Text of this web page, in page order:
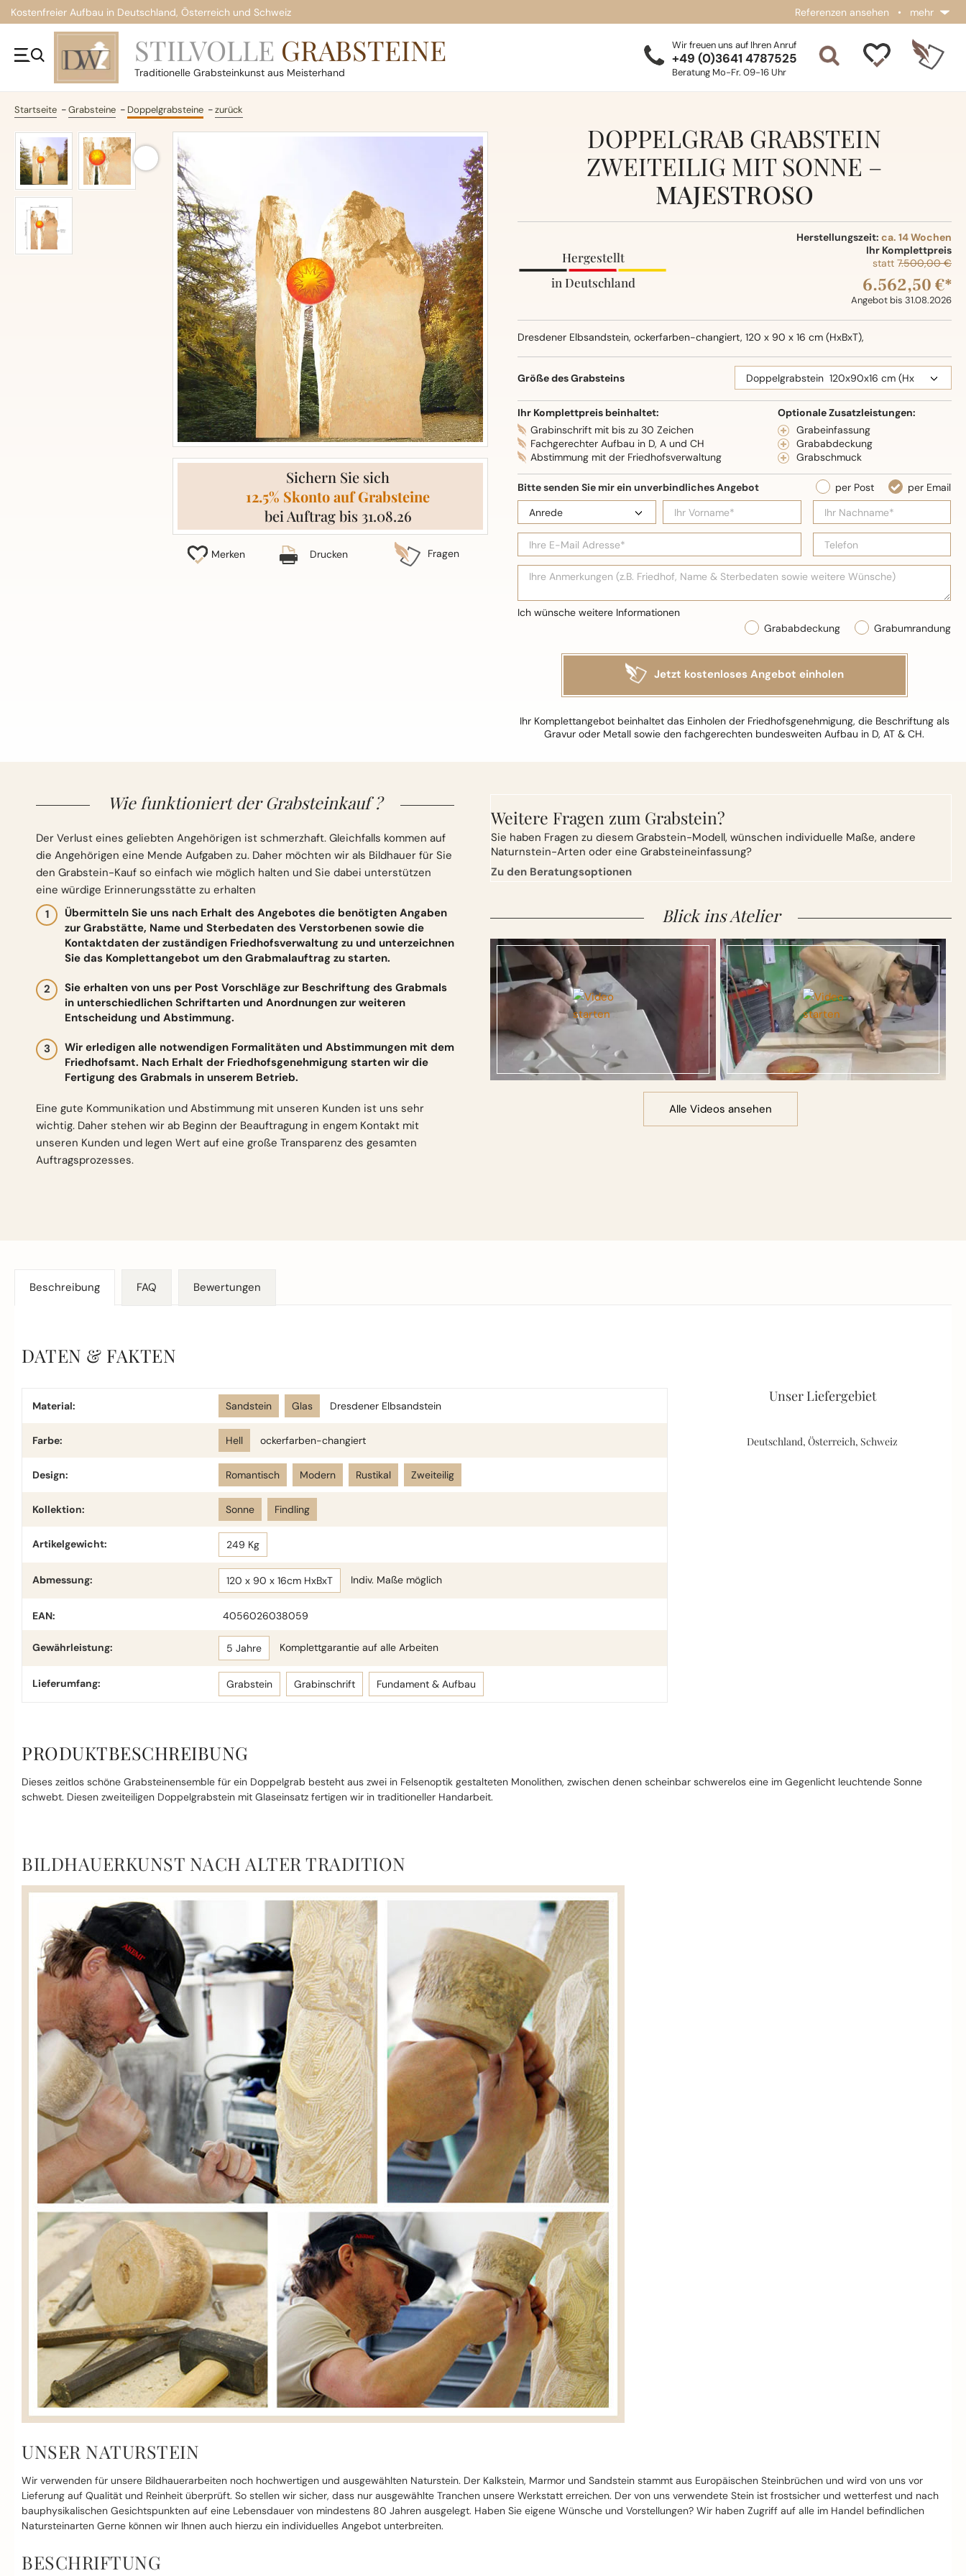
Kostenfreier Aufbau in Deutschland, Österreich und Schweiz Referenzen ansehen • mehr
STILVOLLE GRABSTEINE
Traditionelle Grabsteinkunst aus Meisterhand
Wir freuen uns auf Ihren Anruf
+49 (0)3641 4787525
Beratung Mo-Fr. 09-16 Uhr
Startseite Grabsteine Doppelgrabsteine zurück
Sichern Sie sich
12.5% Skonto auf Grabsteine
bei Auftrag bis 31.08.26
Merken Drucken Fragen
DOPPELGRAB GRABSTEIN
ZWEITEILIG MIT SONNE –
MAJESTROSO
Hergestellt
in Deutschland
Herstellungszeit: ca. 14 Wochen
Ihr Komplettpreis
statt 7.500,00 €
6.562,50 €*
Angebot bis 31.08.2026
Dresdener Elbsandstein, ockerfarben-changiert, 120 x 90 x 16 cm (HxBxT),
Oberflächenbearbeitung: Seidenglanz
Größe des Grabsteins
Ihr Komplettpreis beinhaltet:
Grabinschrift mit bis zu 30 Zeichen
Fachgerechter Aufbau in D, A und CH
Abstimmung mit der Friedhofsverwaltung
Optionale Zusatzleistungen:
Grabeinfassung
Grababdeckung
Grabschmuck
Grabumrandung
Grababdeckung
Ihr Komplettangebot beinhaltet das Einholen der Friedhofsgenehmigung, die Beschriftung als
Gravur oder Metall sowie den fachgerechten bundesweiten Aufbau in D, AT & CH.
Wie funktioniert der Grabsteinkauf ?
Der Verlust eines geliebten Angehörigen ist schmerzhaft. Gleichfalls kommen auf
die Angehörigen eine Mende Aufgaben zu. Daher möchten wir als Bildhauer für Sie
den Grabstein-Kauf so einfach wie möglich halten und Sie dabei unterstützen
eine würdige Erinnerungsstätte zu erhalten
Übermitteln Sie uns nach Erhalt des Angebotes die benötigten Angaben
zur Grabstätte, Name und Sterbedaten des Verstorbenen sowie die
Kontaktdaten der zuständigen Friedhofsverwaltung zu und unterzeichnen
Sie das Komplettangebot um den Grabmalauftrag zu starten.
Sie erhalten von uns per Post Vorschläge zur Beschriftung des Grabmals
in unterschiedlichen Schriftarten und Anordnungen zur weiteren
Entscheidung und Abstimmung.
Wir erledigen alle notwendigen Formalitäten und Abstimmungen mit dem
Friedhofsamt. Nach Erhalt der Friedhofsgenehmigung starten wir die
Fertigung des Grabmals in unserem Betrieb.
Eine gute Kommunikation und Abstimmung mit unseren Kunden ist uns sehr
wichtig. Daher stehen wir ab Beginn der Beauftragung in engem Kontakt mit
unseren Kunden und legen Wert auf eine große Transparenz des gesamten
Auftragsprozesses.
Weitere Fragen zum Grabstein?
Sie haben Fragen zu diesem Grabstein-Modell, wünschen individuelle Maße, andere
Naturnstein-Arten oder eine Grabsteineinfassung?
Zu den Beratungsoptionen
Blick ins Atelier
Alle Videos ansehen
Beschreibung
DATEN & FAKTEN
Material: Sandstein Glas Dresdener Elbsandstein
Farbe: Hell ockerfarben-changiert
Design: Romantisch Modern Rustikal Zweiteilig
Kollektion: Sonne Findling
Artikelgewicht: 249 Kg
Abmessung: 120 x 90 x 16cm HxBxT Indiv. Maße möglich
EAN: 4056026038059
Gewährleistung: 5 Jahre Komplettgarantie auf alle Arbeiten
Lieferumfang: Grabstein Grabinschrift Fundament & Aufbau
Unser Liefergebiet
Deutschland, Österreich, Schweiz
PRODUKTBESCHREIBUNG
Dieses zeitlos schöne Grabsteinensemble für ein Doppelgrab besteht aus zwei in Felsenoptik gestalteten Monolithen, zwischen denen scheinbar schwerelos eine im Gegenlicht leuchtende Sonne
schwebt. Diesen zweiteiligen Doppelgrabstein mit Glaseinsatz fertigen wir in traditioneller Handarbeit.
BILDHAUERKUNST NACH ALTER TRADITION
UNSER NATURSTEIN
Wir verwenden für unsere Bildhauerarbeiten noch hochwertigen und ausgewählten Naturstein. Der Kalkstein, Marmor und Sandstein stammt aus Europäischen Steinbrüchen und wird von uns vor
Lieferung auf Qualität und Reinheit überprüft. So stellen wir sicher, dass nur ausgewählte Tranchen unsere Werkstatt erreichen. Der von uns verwendete Stein ist frostsicher und wetterfest und nach
bauphysikalischen Gesichtspunkten auf eine Lebensdauer von mindestens 80 Jahren ausgelegt. Haben Sie eigene Wünsche und Vorstellungen? Wir haben Zugriff auf alle im Handel befindlichen
Natursteinarten Gerne können wir Ihnen auch hierzu ein individuelles Angebot unterbreiten.
BESCHRIFTUNG
FAQ Bewertungen